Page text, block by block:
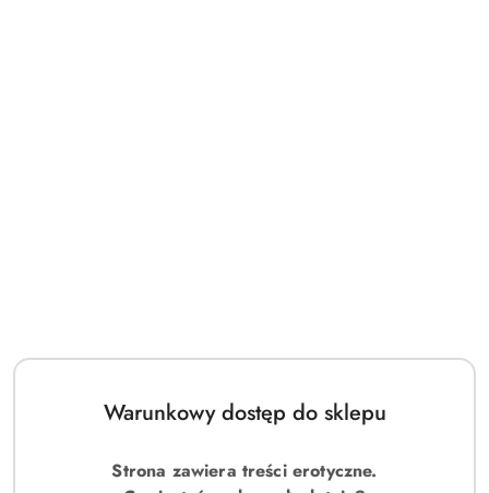
Warunkowy dostęp do sklepu
Strona zawiera treści erotyczne.